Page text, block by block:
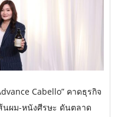
Cabello” คาดธุรกิจ
นผม-หนังศีรษะ ดันตลาด